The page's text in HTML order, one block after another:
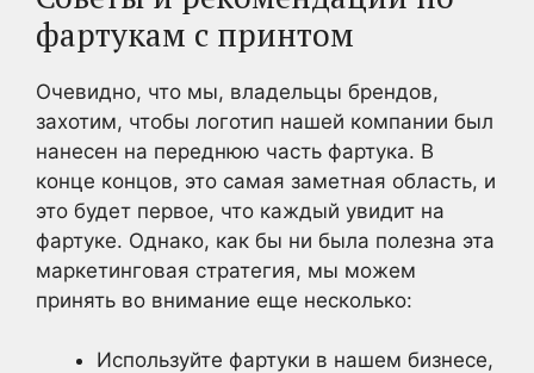
фартукам с принтом
Очевидно, что мы, владельцы брендов,
захотим, чтобы логотип нашей компании был
нанесен на переднюю часть фартука. В
конце концов, это самая заметная область, и
это будет первое, что каждый увидит на
фартуке. Однако, как бы ни была полезна эта
маркетинговая стратегия, мы можем
принять во внимание еще несколько:
Используйте фартуки в нашем бизнесе,